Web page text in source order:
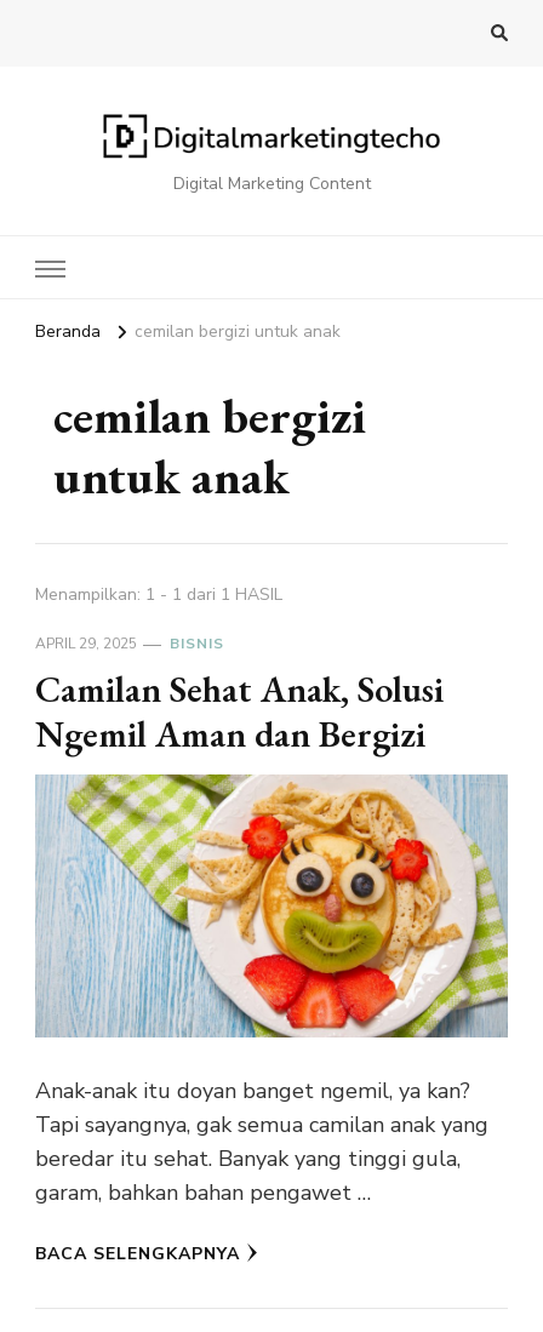
Digital Marketing Content
Beranda cemilan bergizi untuk anak
cemilan bergizi
untuk anak
Menampilkan: 1 - 1 dari 1 HASIL
APRIL 29, 2025 BISNIS
Camilan Sehat Anak, Solusi
Ngemil Aman dan Bergizi
Anak-anak itu doyan banget ngemil, ya kan?
Tapi sayangnya, gak semua camilan anak yang
beredar itu sehat. Banyak yang tinggi gula,
garam, bahkan bahan pengawet …
BACA SELENGKAPNYA